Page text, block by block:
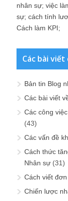
nhân sự; việc
sự; cách tính
Cách làm KPI;
Các bài
Bản tin Blog
Các bài viết
Các công
(43)
Các vấn đề
Cách thức
Nhân sự (31)
Cách viết
Chiến lược